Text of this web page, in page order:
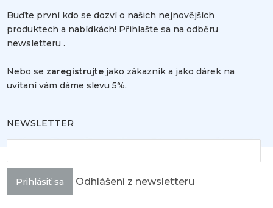
Buďte první kdo se dozví o našich nejnovějších
produktech a nabídkách! Přihlašte sa na odběru
newsletteru .
Nebo se zaregistrujte jako zákazník a jako dárek na
uvítaní vám dáme slevu 5%.
NEWSLETTER
Prihlásiť sa Odhlášení z newsletteru